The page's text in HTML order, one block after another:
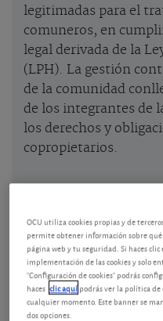
legitimadas para el
comuneros, en
legal derivada de la
(LPH). La gestión
de la comunidad
de los integrantes de
los derechos y
copropietarios.
necesario para los
Normalmente
propietarios,
postales, números de
electrónico o cuentas
OCU utiliza cookies propias y de
permite obtener información sobre
página web y tu seguridad. Si haces
implementación de las cookies y solo
"Configuración de cookies" podrás
haces clic aquípodrás ver la política de
cualquier momento. Este banner se
dos opciones.